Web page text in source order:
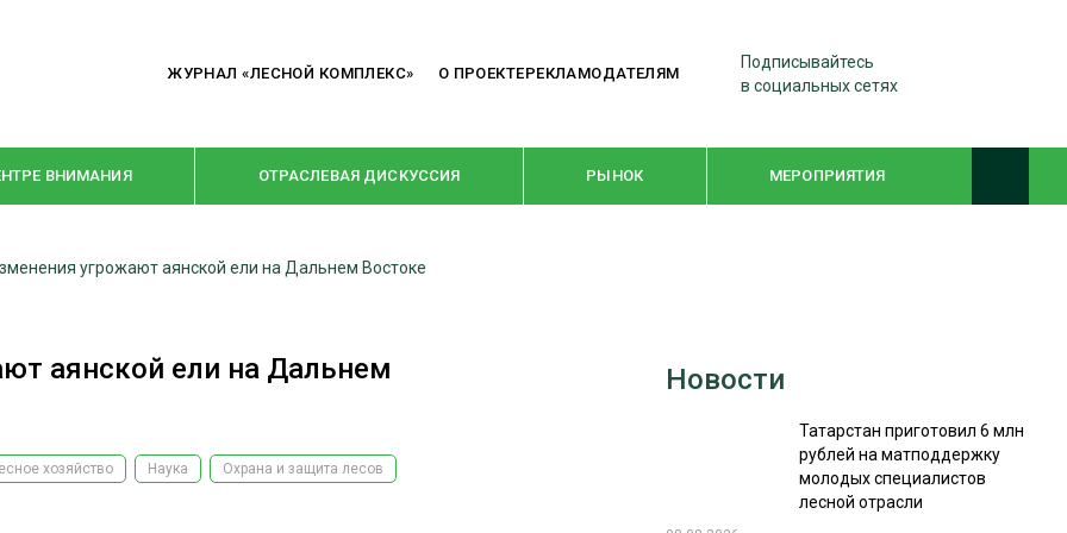
ЖУРНАЛ «ЛЕСНОЙ КОМПЛЕКС» О ПРОЕКТЕРЕКЛАМОДАТЕЛЯМ
Подписывайтесь
в социальных сетях
ВНИМАНИЯ ОТРАСЛЕВАЯ ДИСКУССИЯ РЫНОК МЕРОПРИЯТИЯ
РУБРИКИ
КРУПНЫМ ПЛАНОМ
В ЦЕНТРЕ ВНИМАНИЯ
WOODEX-2021
СУШКА ДРЕВЕСИНЫ
угрожают аянской ели на Дальнем Востоке
аянской ели на Дальнем
хозяйство Наука Охрана и защита лесов
Новости
Татарстан приготовил 6 млн
рублей на матподдержку
молодых специалистов
лесной отрасли